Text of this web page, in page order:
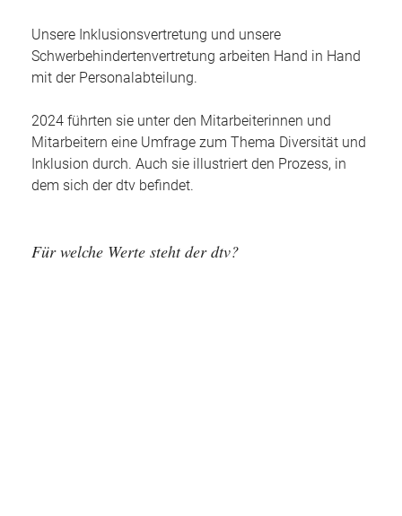
Unsere Inklusionsvertretung und unsere
Schwerbehindertenvertretung arbeiten Hand in Hand
mit der Personalabteilung.
2024 führten sie unter den Mitarbeiterinnen und
Mitarbeitern eine Umfrage zum Thema Diversität und
Inklusion durch. Auch sie illustriert den Prozess, in
dem sich der dtv befindet.
Für welche Werte steht der dtv?